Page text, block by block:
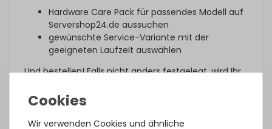
Hardware Care Pack für passendes Modell auf
Servershop24.de aussuchen
gewünschte Service-Variante mit der
geeigneten Laufzeit auswählen
Und bestellen! Falls nicht anders festgelegt, wird Ihr
Lieferung automatisch aktiviert.
Was noch?
Wir verwenden Cookies und ähnliche